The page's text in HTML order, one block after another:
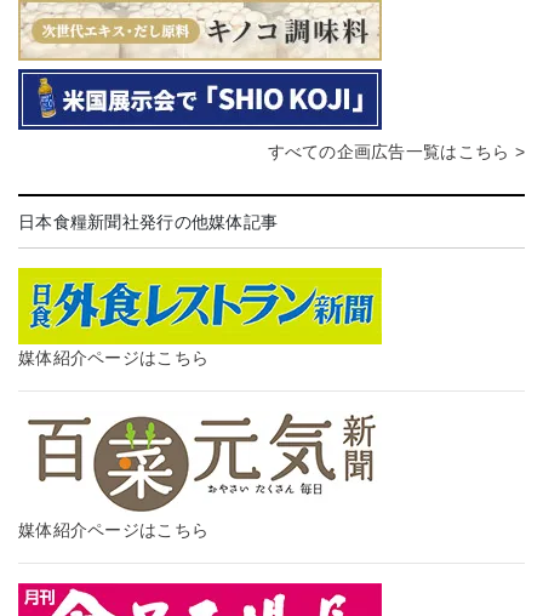
すべての企画広告一覧はこちら >
日本食糧新聞社発行の他媒体記事
媒体紹介ページはこちら
媒体紹介ページはこちら